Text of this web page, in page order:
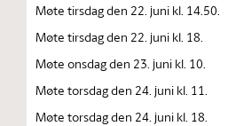
Møte tirsdag den 22. juni kl. 14.50.
Møte tirsdag den 22. juni kl. 18.
Møte onsdag den 23. juni kl. 10.
Møte torsdag den 24. juni kl. 11.
Møte torsdag den 24. juni kl. 18.